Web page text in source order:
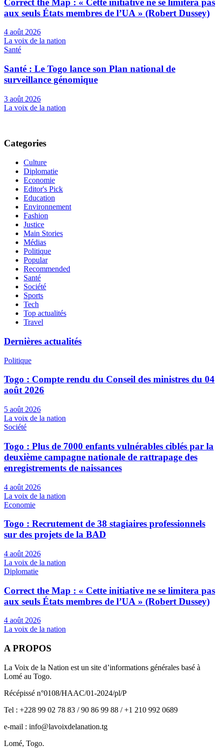
aux seuls États membres de l’UA » (Robert Dussey)
4 août 2026
La voix de la nation
Santé
Santé : Le Togo lance son Plan national de
surveillance génomique
3 août 2026
La voix de la nation
Categories
Culture
Diplomatie
Economie
Editor's Pick
Education
Environnement
Fashion
Justice
Main Stories
Médias
Politique
Popular
Recommended
Santé
Société
Sports
Tech
Top actualités
Travel
Dernières actualités
Politique
Togo : Compte rendu du Conseil des ministres du 04
août 2026
5 août 2026
La voix de la nation
Société
Togo : Plus de 7000 enfants vulnérables ciblés par la
deuxième campagne nationale de rattrapage des
enregistrements de naissances
4 août 2026
La voix de la nation
Economie
Togo : Recrutement de 38 stagiaires professionnels
sur des projets de la BAD
4 août 2026
La voix de la nation
Diplomatie
Correct the Map : « Cette initiative ne se limitera pas
aux seuls États membres de l’UA » (Robert Dussey)
4 août 2026
La voix de la nation
A PROPOS
La Voix de la Nation est un site d’informations générales basé à
Lomé au Togo.
Récépissé n°0108/HAAC/01-2024/pl/P
Tel : +228 99 02 78 83 / 90 86 99 88 / +1 210 992 0689
e-mail : info@lavoixdelanation.tg
Lomé, Togo.